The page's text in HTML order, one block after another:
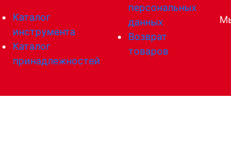
Каталог
инструмента
Каталог
принадлежностей
персональных
данных
Возврат
товаров